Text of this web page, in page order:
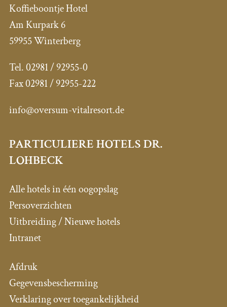
Koffieboontje Hotel
Am Kurpark 6
59955 Winterberg
Tel.02981 / 92955-0
Fax02981 / 92955-222
info@oversum-vitalresort.de
PARTICULIERE HOTELS DR.
LOHBECK
Alle hotels in één oogopslag
Persoverzichten
Uitbreiding / Nieuwe hotels
Intranet
Afdruk
Gegevensbescherming
Verklaring over toegankelijkheid